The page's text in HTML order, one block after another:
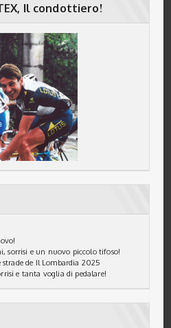
Il condottiero!
sorrisi e un nuovo piccolo tifoso!
strade de Il Lombardia 2025
e tanta voglia di pedalare!